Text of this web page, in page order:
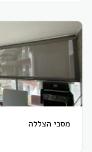
מסכי הצללה